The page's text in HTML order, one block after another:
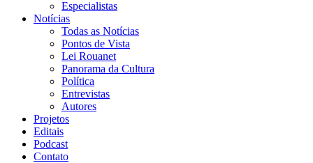
Especialistas
Notícias
Todas as Notícias
Pontos de Vista
Lei Rouanet
Panorama da Cultura
Política
Entrevistas
Autores
Projetos
Editais
Podcast
Contato